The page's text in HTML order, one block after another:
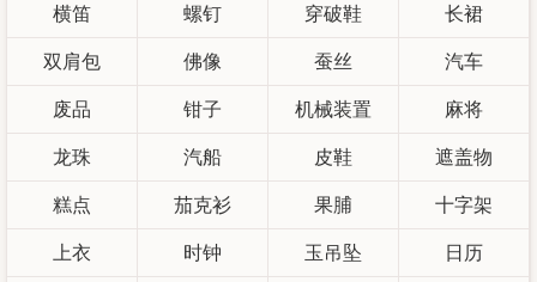
横笛 螺钉 穿破鞋 长裙
双肩包 佛像 蚕丝 汽车
废品 钳子 机械装置 麻将
龙珠 汽船 皮鞋 遮盖物
糕点 茄克衫 果脯 十字架
上衣 时钟 玉吊坠 日历